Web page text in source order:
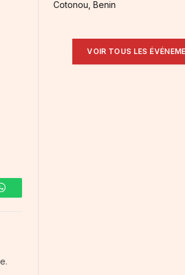
WhatsApp
Cotonou, Benin
VOIR TOUS LES